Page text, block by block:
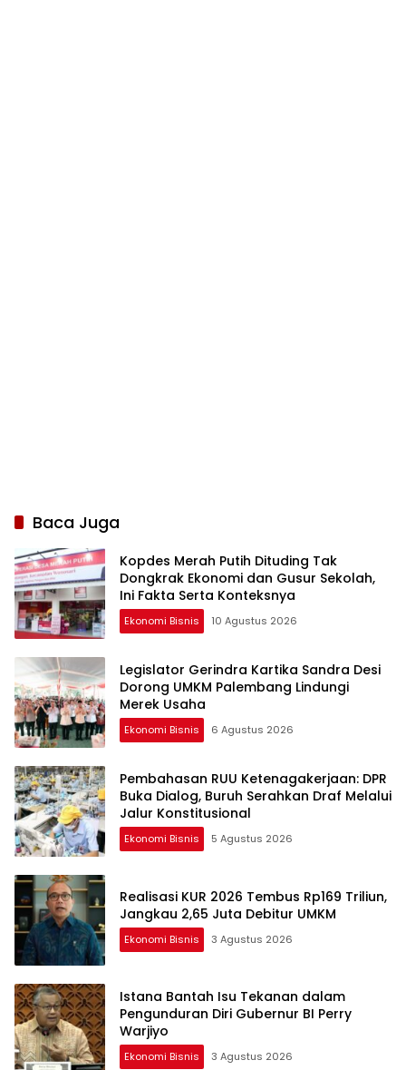
Baca Juga
Kopdes Merah Putih Dituding Tak
Dongkrak Ekonomi dan Gusur Sekolah,
Ini Fakta Serta Konteksnya
Ekonomi Bisnis 10 Agustus 2026
Legislator Gerindra Kartika Sandra Desi
Dorong UMKM Palembang Lindungi
Merek Usaha
Ekonomi Bisnis 6 Agustus 2026
Pembahasan RUU Ketenagakerjaan: DPR
Buka Dialog, Buruh Serahkan Draf Melalui
Jalur Konstitusional
Ekonomi Bisnis 5 Agustus 2026
Realisasi KUR 2026 Tembus Rp169 Triliun,
Jangkau 2,65 Juta Debitur UMKM
Ekonomi Bisnis 3 Agustus 2026
Istana Bantah Isu Tekanan dalam
Pengunduran Diri Gubernur BI Perry
Warjiyo
Ekonomi Bisnis 3 Agustus 2026